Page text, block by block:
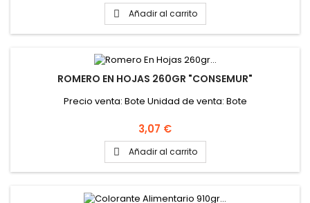
 Añadir al carrito
ROMERO EN HOJAS 260GR "CONSEMUR"
Precio venta: Bote Unidad de venta: Bote
Precio
3,07 €
 Añadir al carrito